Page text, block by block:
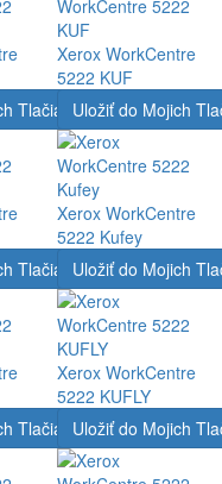
Xerox WorkCentre
5222 KUF
TlačiarníUložiť do Mojich
Xerox WorkCentre
5222 Kufey
TlačiarníUložiť do Mojich
Xerox WorkCentre
5222 KUFLY
TlačiarníUložiť do Mojich